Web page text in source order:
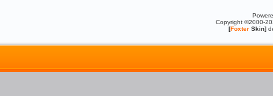
Copyright ©2000-
[Foxter Skin]